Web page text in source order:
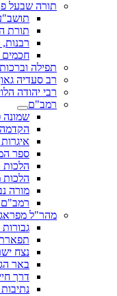
תורה שבעל
תורת
חכמים
תפילה וברכות
רב סעדיה
רבי יהודה
רמב"ם
שמונה
ספר
הלכות
מורה
רמב"ם
מהר"ל מפראג
נצח
באר
דרך